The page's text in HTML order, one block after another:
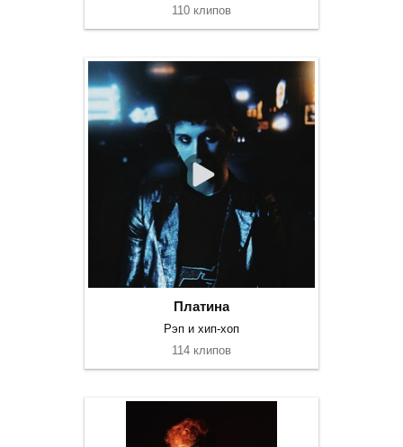
110 клипов
Платина
Рэп и хип-хоп
114 клипов